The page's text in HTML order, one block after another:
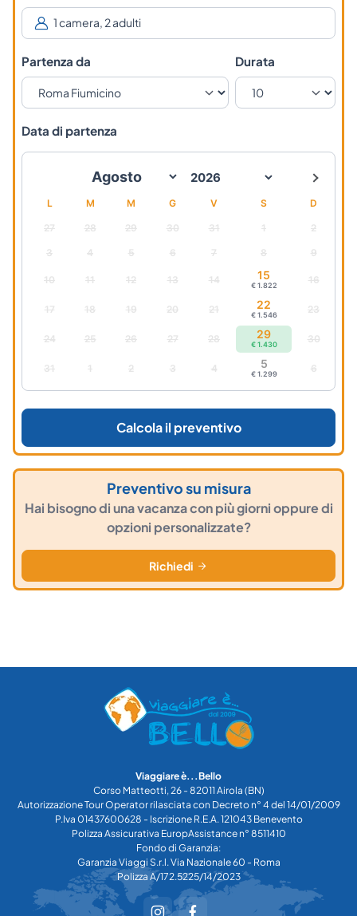
Partenza da Durata
Data di partenza
L M M G V S D
27 28 29 30 31 1 2
3 4 5 6 7 8 9
10 11 12 13 14 15
€ 1.822 16
17 18 19 20 21 22
€ 1.546 23
24 25 26 27 28 29
€ 1.430 30
31 1 2 3 4 5
€ 1.299 6
Calcola il preventivo
Preventivo su misura
Hai bisogno di una vacanza con più giorni oppure di
opzioni personalizzate?
Richiedi
Viaggiare è...Bello
Corso Matteotti, 26 - 82011 Airola (BN)
Autorizzazione Tour Operator rilasciata con Decreto n° 4 del 14/01/2009
P.Iva 01437600628 - Iscrizione R.E.A. 121043 Benevento
Polizza Assicurativa EuropAssistance n° 8511410
Fondo di Garanzia:
Garanzia Viaggi S.r.l. Via Nazionale 60 - Roma
Polizza A/172.5225/14/2023